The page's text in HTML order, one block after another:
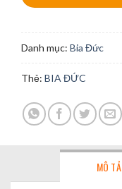
Danh mục: Bia Đức
Thẻ: BIA ĐỨC
MÔ TẢ